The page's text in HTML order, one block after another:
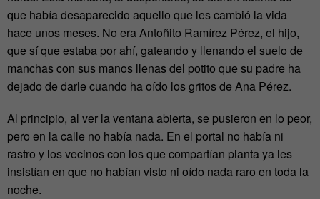
que había desaparecido aquello que les cambió la vida
hace unos meses. No era Antoñito Ramírez Pérez, el hijo,
que sí que estaba por ahí, gateando y llenando el suelo de
manchas con sus manos llenas del potito que su padre ha
dejado de darle cuando ha oído los gritos de Ana Pérez.
Al principio, al ver la ventana abierta, se pusieron en lo peor,
pero en la calle no había nada. En el portal no había ni
rastro y los vecinos con los que compartían planta ya les
insistían en que no habían visto ni oído nada raro en toda la
noche.